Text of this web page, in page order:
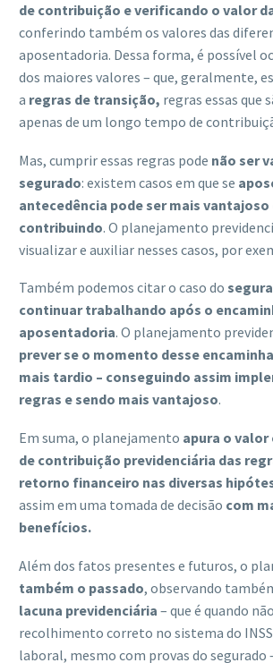
de contribuição e verificando o valor
conferindo também os valores das
aposentadoria. Dessa forma, é possível
dos maiores valores – que, geralmente,
a regras de transição, regras essas que
apenas de um longo tempo de
Mas, cumprir essas regras pode não ser
segurado: existem casos em que se
antecedência pode ser mais
contribuindo. O planejamento
visualizar e auxiliar nesses casos, por
Também podemos citar o caso do
continuar trabalhando após o
aposentadoria. O planejamento
prever se o momento desse
mais tardio – conseguindo assim
regras e sendo mais vantajoso.
Em suma, o planejamento apura o
de contribuição previdenciária das
retorno financeiro nas diversas
assim em uma tomada de decisão com
benefícios.
Além dos fatos presentes e futuros, o
também o passado, observando
lacuna previdenciária – que é quando
recolhimento correto no sistema do
laboral, mesmo com provas do segurado